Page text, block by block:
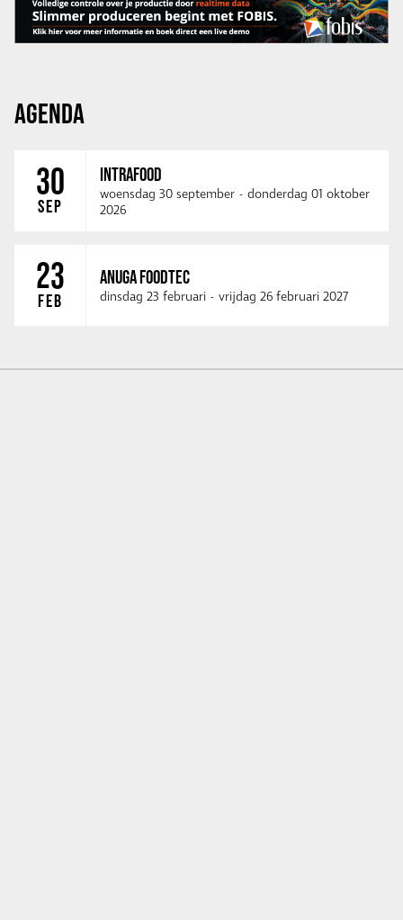
AGENDA
30
SEP
INTRAFOOD
woensdag 30 september - donderdag 01 oktober
2026
23
FEB
ANUGA FOODTEC
dinsdag 23 februari - vrijdag 26 februari 2027